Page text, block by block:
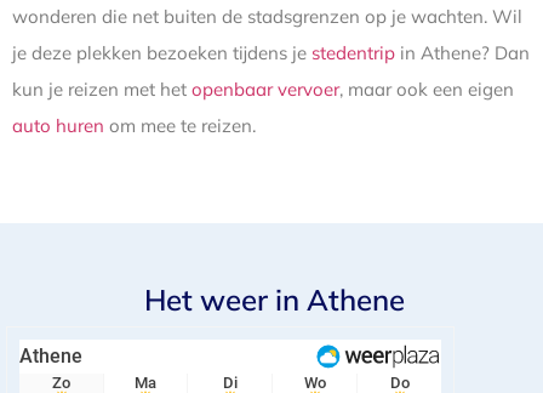
wonderen die net buiten de stadsgrenzen op je wachten. Wil
je deze plekken bezoeken tijdens je stedentrip in Athene? Dan
kun je reizen met het openbaar vervoer, maar ook een eigen
auto huren om mee te reizen.
Het weer in Athene